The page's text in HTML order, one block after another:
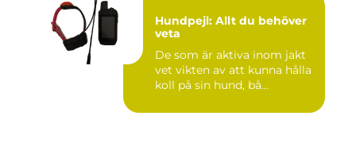
Hundpejl: Allt du behöver
veta
De som är aktiva inom jakt
vet vikten av att kunna hålla
koll på sin hund, bå...